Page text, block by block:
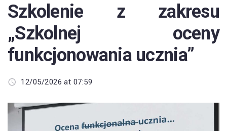
Szkolenie z zakresu
„Szkolnej oceny
funkcjonowania ucznia”
12/05/2026 at 07:59